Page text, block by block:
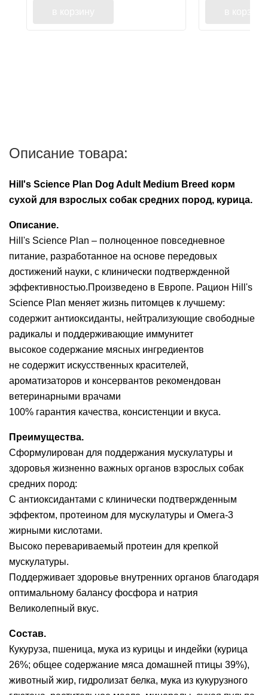
Описание товара:
Hill's Science Plan Dog Adult Medium Breed корм
сухой для взрослых собак средних пород, курица.
Описание.
Hill's Science Plan – полноценное повседневное
питание, разработанное на основе передовых
достижений науки, с клинически подтвержденной
эффективностью.Произведено в Европе. Рацион Hill's
Science Plan меняет жизнь питомцев к лучшему:
содержит антиоксиданты, нейтрализующие свободные
радикалы и поддерживающие иммунитет
высокое содержание мясных ингредиентов
не содержит искусственных красителей,
ароматизаторов и консервантов рекомендован
ветеринарными врачами
100% гарантия качества, консистенции и вкуса.
Преимущества.
Сформулирован для поддержания мускулатуры и
здоровья жизненно важных органов взрослых собак
средних пород:
С антиоксидантами с клинически подтвержденным
эффектом, протеином для мускулатуры и Омега-3
жирными кислотами.
Высоко перевариваемый протеин для крепкой
мускулатуры.
Поддерживает здоровье внутренних органов благодаря
оптимальному балансу фосфора и натрия
Великолепный вкус.
Состав.
Кукуруза, пшеница, мука из курицы и индейки (курица
26%; общее содержание мяса домашней птицы 39%),
животный жир, гидролизат белка, мука из кукурузного